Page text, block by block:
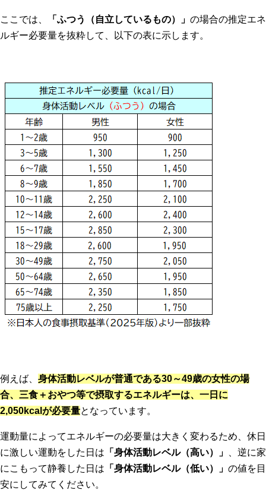
ここでは、 「ふつう（自立しているもの）」 の場合の推定エネ
ルギー必要量を抜粋して、以下の表に示します。
例えば、 身体活動レベルが普通である30～49歳の女性の場
合、三食＋おやつ等で摂取するエネルギーは、一日に
2,050kcalが必要量となっています。
運動量によってエネルギーの必要量は大きく変わるため、休日
に激しい運動をした日は 「身体活動レベル（高い）」
、逆に家
にこもって静養した日は 「身体活動レベル（低い）」 の値を目
安にしてみてください。